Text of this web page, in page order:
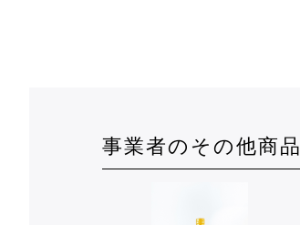
事業者のその他商品